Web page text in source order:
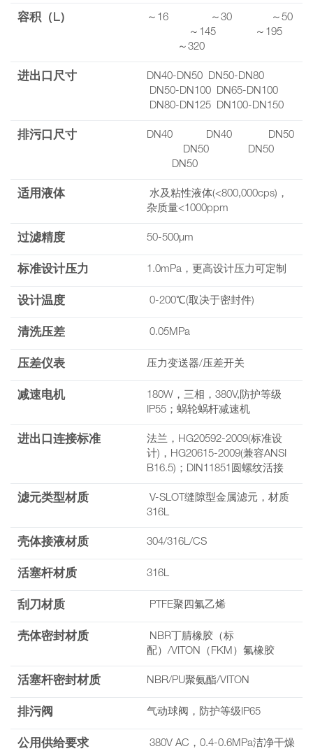
容积（L）
～16 ～30 ～50
～145 ～195
～320
进出口尺寸
DN40-DN50 DN50-DN80
DN50-DN100 DN65-DN100
DN80-DN125 DN100-DN150
排污口尺寸
DN40 DN40 DN50
DN50 DN50
DN50
适用液体
水及粘性液体(<800,000cps)，
杂质量<1000ppm
过滤精度 50-500μm
标准设计压力 1.0mPa，更高设计压力可定制
设计温度 0-200℃(取决于密封件)
清洗压差 0.05MPa
压差仪表 压力变送器/压差开关
减速电机
180W，三相，380V,防护等级
IP55；蜗轮蜗杆减速机
进出口连接标准
法兰，HG20592-2009(标准设
计)，HG20615-2009(兼容ANSI
B16.5)；DIN11851圆螺纹活接
滤元类型材质
V-SLOT缝隙型金属滤元，材质
316L
壳体接液材质 304/316L/CS
活塞杆材质 316L
刮刀材质 PTFE聚四氟乙烯
壳体密封材质
NBR丁腈橡胶（标
配）/VITON（FKM）氟橡胶
活塞杆密封材质 NBR/PU聚氨酯/VITON
排污阀 气动球阀，防护等级IP65
公用供给要求
380V AC，0.4-0.6MPa洁净干燥